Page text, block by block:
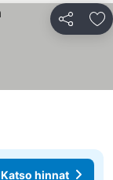
Jaa
Katso hinnat